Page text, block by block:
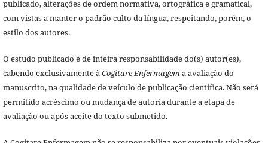
publicado, alterações de ordem normativa, ortográfica e gramatical,
com vistas a manter o padrão culto da língua, respeitando, porém, o
estilo dos autores.
O estudo publicado é de inteira responsabilidade do(s) autor(es),
cabendo exclusivamente àCogitare Enfermagema avaliação do
manuscrito, na qualidade de veículo de publicação científica. Não será
permitido acréscimo ou mudança de autoria durante a etapa de
avaliação ou após aceite do texto submetido.